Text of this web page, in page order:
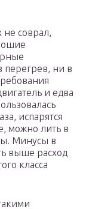
не соврал,
перегрев, ни в
и едва
испарятся
можно лить в
Минусы в
выше расход
класса